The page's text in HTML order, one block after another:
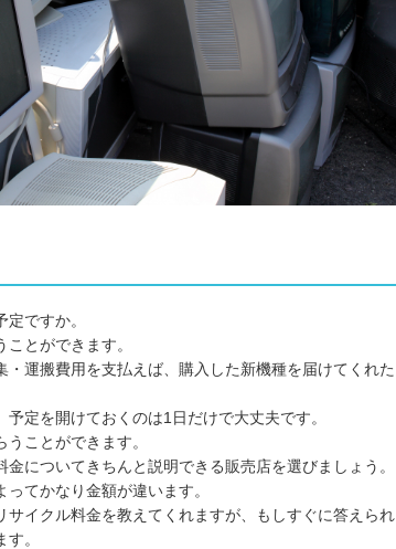
ですか。
とができます。
運搬費用を支払えば、購入した新機種を届けてくれた
定を開けておくのは1日だけで大丈夫です。
ことができます。
についてきちんと説明できる販売店を選びましょう。
てかなり金額が違います。
イクル料金を教えてくれますが、もしすぐに答えられ
。